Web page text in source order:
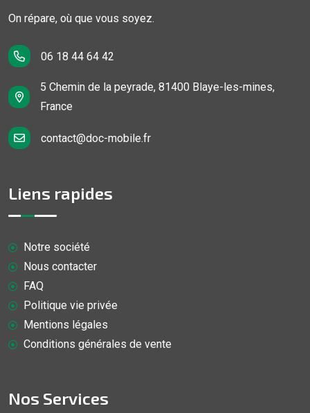
On répare, où que vous soyez.
06 18 44 64 42
5 Chemin de la peyrade, 81400 Blaye-les-mines,
France
contact@doc-mobile.fr
Liens rapides
Notre société
Nous contacter
FAQ
Politique vie privée
Mentions légales
Conditions générales de vente
Nos Services